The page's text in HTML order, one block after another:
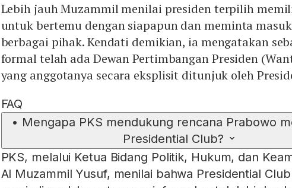
Lebih jauh Muzammil menilai presiden terpilih
untuk bertemu dengan siapapun dan meminta
berbagai pihak. Kendati demikian, ia mengatakan
formal telah ada Dewan Pertimbangan Presiden
yang anggotanya secara eksplisit ditunjuk oleh
FAQ
• Mengapa PKS mendukung rencana Prabowo
Presidential Club?
PKS, melalui Ketua Bidang Politik, Hukum, dan
Al Muzammil Yusuf, menilai bahwa Presidential